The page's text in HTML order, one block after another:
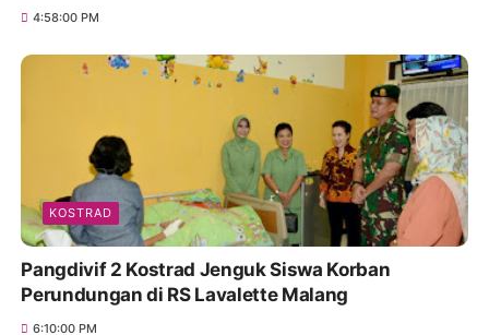
4:58:00 PM
KOSTRAD
Pangdivif 2 Kostrad Jenguk Siswa Korban
Perundungan di RS Lavalette Malang
6:10:00 PM